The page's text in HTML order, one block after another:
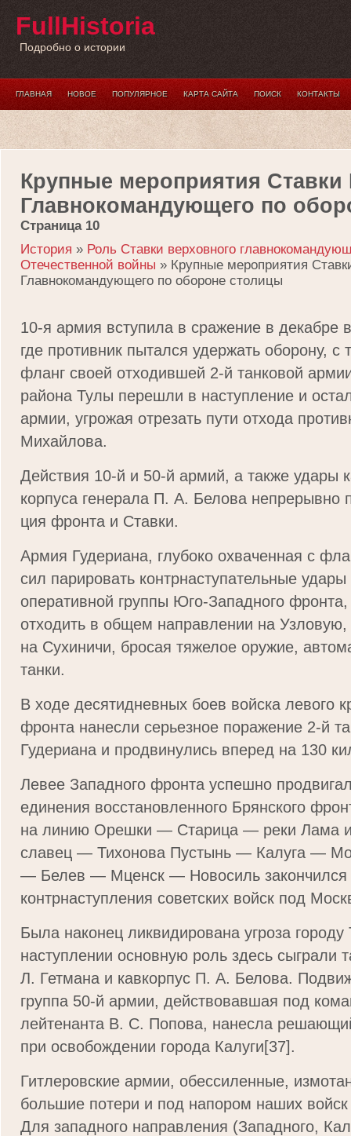
FullHistoria
Подробно о истории
ГЛАВНАЯ НОВОЕ ПОПУЛЯРНОЕ КАРТА САЙТА ПОИСК КОНТАКТЫ
Крупные мероприятия Ставки
Главнокомандующего по
Страница 10
История » Роль Ставки верховного
Отечественной войны » Крупные мероприятия
Главнокомандующего по обороне столицы
10-я армия вступила в сражение в декабре
где противник пытался удержать оборону, с
фланг своей отходившей 2-й танковой
района Тулы перешли в наступление и
армии, угрожая отрезать пути отхода
Михайлова.
Действия 10-й и 50-й армий, а также удары
корпуса генерала П. А. Белова
ция фронта и Ставки.
Армия Гудериана, глубоко охваченная с
сил парировать контрнаступательные
оперативной группы Юго-Западного
отходить в общем направлении на
на Сухиничи, бросая тяжелое оружие,
танки.
В ходе десятидневных боев войска левого
фронта нанесли серьезное поражение 2-й
Гудериана и продвинулись вперед на 130
Левее Западного фронта успешно
единения восстановленного Брянского
на линию Орешки — Старица — реки Лама
славец — Тихонова Пустынь — Калуга —
— Белев — Мценск — Новосиль закончился
контрнаступления советских войск под
Была наконец ликвидирована угроза
наступлении основную роль здесь сыграли
Л. Гетмана и кавкорпус П. А. Белова.
группа 50-й армии, действовавшая под
лейтенанта В. С. Попова, нанесла
при освобождении города Калуги[37].
Гитлеровские армии, обессиленные,
большие потери и под напором наших войск
Для западного направления (Западного,